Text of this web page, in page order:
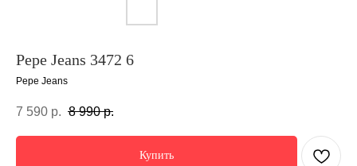
Pepe Jeans 3472 6
Pepe Jeans
7 590 р. 8 990 р.
Купить